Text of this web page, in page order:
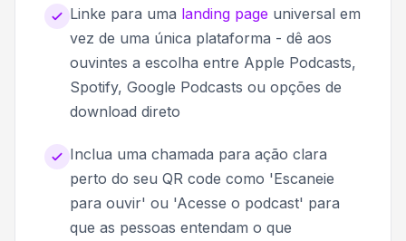
Linke para uma landing page universal em
vez de uma única plataforma - dê aos
ouvintes a escolha entre Apple Podcasts,
Spotify, Google Podcasts ou opções de
download direto
Inclua uma chamada para ação clara
perto do seu QR code como 'Escaneie
para ouvir' ou 'Acesse o podcast' para
que as pessoas entendam o que